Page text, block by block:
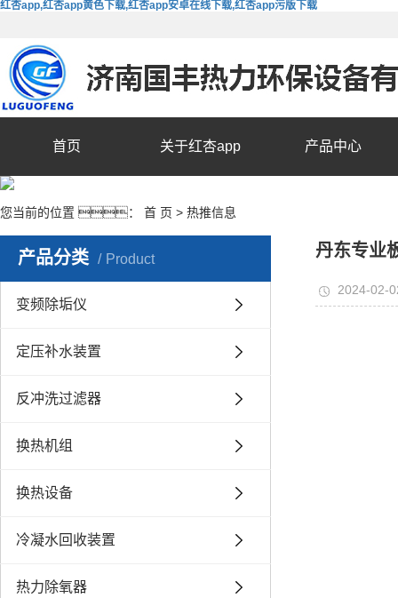
红杏app,红杏app黄色下载,红杏app安卓在线下载,红杏app污版下载
首页 关于红杏app 产品中心
您当前的位置 ： 首 页 > 热推信息
产品分类 Product
变频除垢仪
定压补水装置
反冲洗过滤器
换热机组
换热设备
冷凝水回收装置
热力除氧器
丹东专业
2024-02-